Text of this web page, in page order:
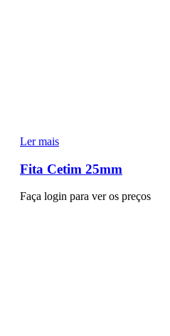
Ler mais
Fita Cetim 25mm
Faça login para ver os preços